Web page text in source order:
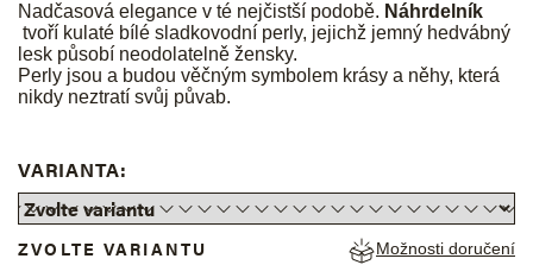
Nadčasová elegance v té nejčistší podobě. Náhrdelník
tvoří kulaté bílé sladkovodní perly, jejichž jemný hedvábný
lesk působí neodolatelně žensky.
Perly jsou a budou věčným symbolem krásy a něhy, která
nikdy neztratí svůj půvab.
VARIANTA:
ZVOLTE VARIANTU Možnosti doručení